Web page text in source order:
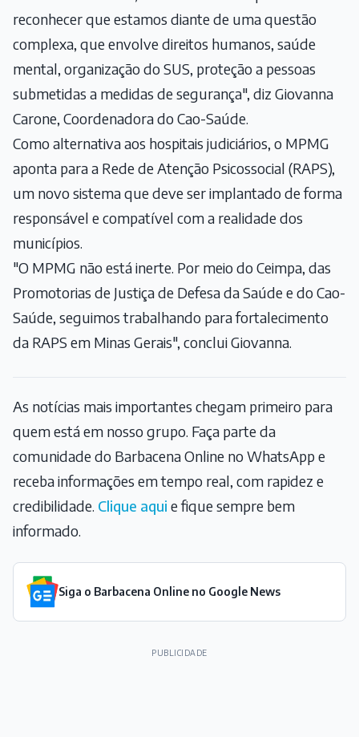
reconhecer que estamos diante de uma questão
complexa, que envolve direitos humanos, saúde
mental, organização do SUS, proteção a pessoas
submetidas a medidas de segurança", diz Giovanna
Carone, Coordenadora do Cao-Saúde.
Como alternativa aos hospitais judiciários, o MPMG
aponta para a Rede de Atenção Psicossocial (RAPS),
um novo sistema que deve ser implantado de forma
responsável e compatível com a realidade dos
municípios.
"O MPMG não está inerte. Por meio do Ceimpa, das
Promotorias de Justiça de Defesa da Saúde e do Cao-
Saúde, seguimos trabalhando para fortalecimento
da RAPS em Minas Gerais", conclui Giovanna.
As notícias mais importantes chegam primeiro para
quem está em nosso grupo. Faça parte da
comunidade do Barbacena Online no WhatsApp e
receba informações em tempo real, com rapidez e
credibilidade. Clique aqui e fique sempre bem
informado.
Siga o Barbacena Online no Google News
PUBLICIDADE